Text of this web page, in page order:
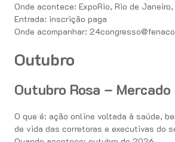
Onde acontece: ExpoRio, Rio de Janeiro,
Entrada: inscrição paga
Onde acompanhar:
Outubro
Outubro Rosa –
O que é: ação online voltada à saúde,
de vida das corretoras e executivas do